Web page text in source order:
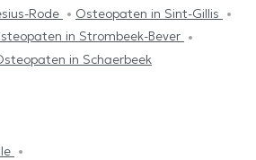
Rode
Osteopaten in Sint-Gillis
in Strombeek-Bever
in Schaerbeek